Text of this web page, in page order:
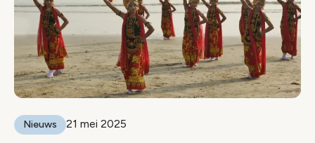
Nieuws 21 mei 2025